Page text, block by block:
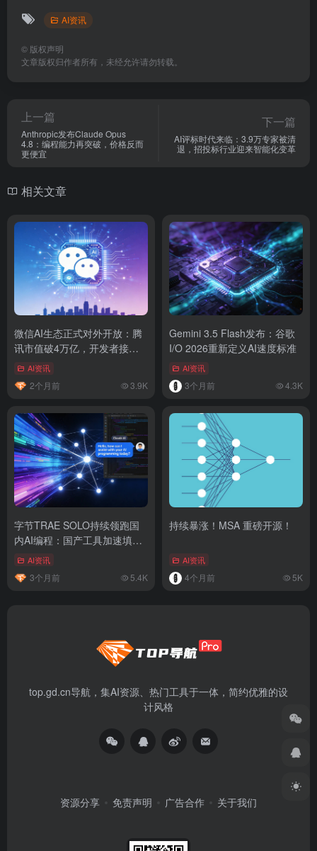
AI资讯
© 版权声明
文章版权归作者所有，未经允许请勿转载。
上一篇
Anthropic发布Claude Opus
4.8：编程能力再突破，价格反而
更便宜
下一篇
AI评标时代来临：3.9万专家被清
退，招投标行业迎来智能化变革
相关文章
微信AI生态正式对外开放：腾
讯市值破4万亿，开发者接入
通道已开启
AI资讯
2个月前 3.9K
Gemini 3.5 Flash发布：谷歌
I/O 2026重新定义AI速度标准
AI资讯
3个月前 4.3K
字节TRAE SOLO持续领跑国
内AI编程：国产工具加速填补
体验断档
AI资讯
3个月前 5.4K
持续暴涨！MSA 重磅开源！
AI资讯
4个月前 5K
top.gd.cn导航，集AI资源、热门工具于一体，简约优雅的设
计风格
资源分享 免责声明 广告合作 关于我们